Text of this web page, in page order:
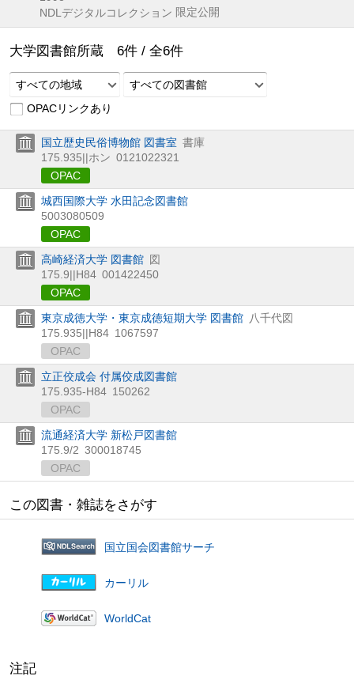
NDLデジタルコレクション 限定公開
大学図書館所蔵 6件 / 全6件
すべての地域
すべての図書館
OPACリンクあり
国立歴史民俗博物館 図書室 書庫
175.935||ホン 0121022321
OPAC
城西国際大学 水田記念図書館
5003080509
OPAC
高崎経済大学 図書館 図
175.9||H84 001422450
OPAC
東京成徳大学・東京成徳短期大学 図書館 八千代図
175.935||H84 1067597
OPAC
立正佼成会 付属佼成図書館
175.935-H84 150262
OPAC
流通経済大学 新松戸図書館
175.9/2 300018745
OPAC
この図書・雑誌をさがす
国立国会図書館サーチ
カーリル
WorldCat
注記